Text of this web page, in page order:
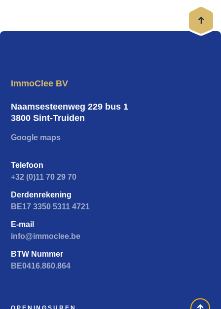
ImmoClee BV
Naamsesteenweg 229 bus 1
3800 Sint-Truiden
Google maps
Telefoon
+32 (0)11 70 29 70
Derdenrekening
BE17 3350 5311 4721
E-mail
info@immoclee.be
BTW Nummer
BE0416.860.864